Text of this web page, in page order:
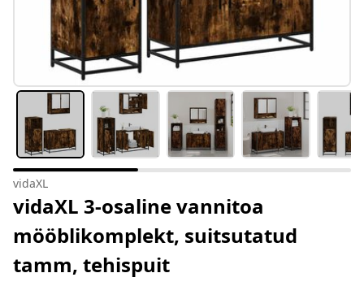
vidaXL
vidaXL 3-osaline vannitoa
mööblikomplekt, suitsutatud
tamm, tehispuit